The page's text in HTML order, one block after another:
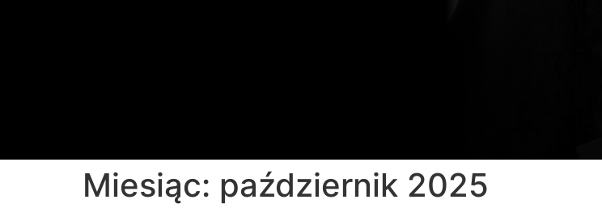
Miesiąc: październik 2025